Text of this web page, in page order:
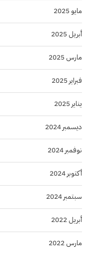
مايو 2025
أبريل 2025
مارس 2025
فبراير 2025
يناير 2025
ديسمبر 2024
نوفمبر 2024
أكتوبر 2024
سبتمبر 2024
أبريل 2022
مارس 2022